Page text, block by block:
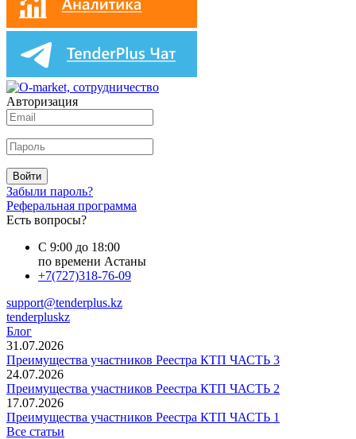
Авторизация
Войти
Забыли пароль?
Реферальная программа
Есть вопросы?
С 9:00 до 18:00
по времени Астаны
+7(727)318-76-09
support@tenderplus.kz
tenderpluskz
Блог
31.07.2026
Преимущества участников Реестра КТП ЧАСТЬ 3
24.07.2026
Преимущества участников Реестра КТП ЧАСТЬ 2
17.07.2026
Преимущества участников Реестра КТП ЧАСТЬ 1
Все статьи